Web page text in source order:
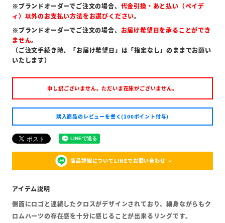
※ブランドオーダーでご注文の場合、 代金引換・あと払い（ペイデ
ィ）以外のお支払い方法をお選びください。
※ブランドオーダーでご注文の場合、 お届け希望日を承ることができ
ません。
（ご注文手続き時、「お届け希望日」は「指定なし」のままでお願い
いたします）
申し訳ございません。ただいま在庫がございません。
購入商品のレビューを書く(100ポイント付与)
商品詳細についてLINEでお問い合わせ
側面にロゴと連続したクロスがデザインされており、細身ながらもク
ロムハーツの存在感を十分に感じることが出来るリングです。